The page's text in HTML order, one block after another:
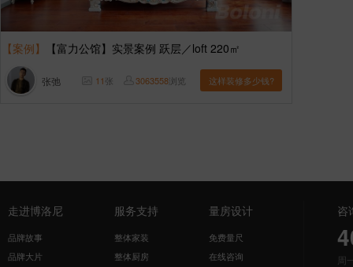
【案例】 【富力公馆】实景案例 跃层／loft 220㎡
张弛 11张 3063558浏览 这样装修多少钱?
走进博洛尼
品牌故事
品牌大片
服务支持
整体家装
整体厨房
量房设计
免费量尺
在线咨询
咨
周